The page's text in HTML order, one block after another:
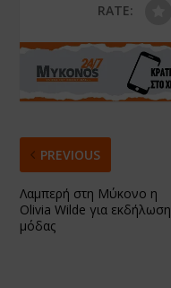
RATE:
PREVIOUS
Λαμπερή στη Μύκονο η
Olivia Wilde για εκδήλωση
μόδας